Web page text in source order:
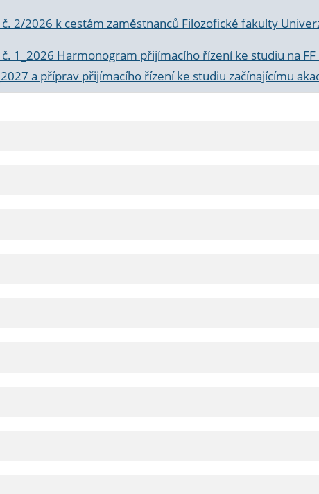
č. 2/2026 k cestám zaměstnanců Filozofické fakulty
č. 1_2026 Harmonogram přijímacího řízení ke studiu na
a příprav přijímacího řízení ke studiu začínajícímu